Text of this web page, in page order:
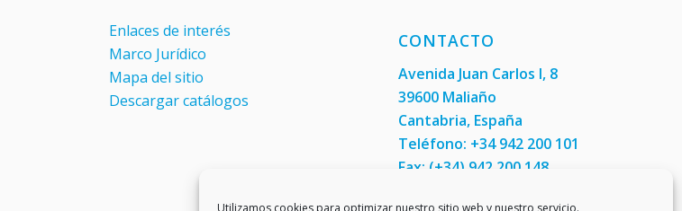
Utilizamos cookies para optimizar nuestro sitio web y nuestro servicio.
Enlaces de interés
Marco Jurídico
Mapa del sitio
Descargar catálogos
CONTACTO
Avenida Juan Carlos I, 8
39600 Maliaño
Cantabria, España
Teléfono: +34 942 200 101
Fax: (+34) 942 200 148